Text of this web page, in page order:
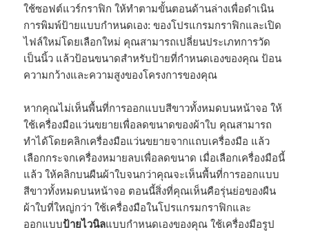
ใช้ซอฟต์แวร์กราฟิก ให้ทำตามขั้นตอนด้านล่างเพื่อดำเนิน
การพิมพ์ป้ายแบบกำหนดเอง: ของโปรแกรมกราฟิกและเปิด
ไฟล์ใหม่โดยเลือกใหม่ คุณสามารถเปลี่ยนประเภทการวัด
เป็นนิ้ว แล้วป้อนขนาดสำหรับป้ายที่กำหนดเองของคุณ ป้อน
ความกว้างและความสูงของโครงการของคุณ
หากคุณไม่เห็นพื้นที่การออกแบบสีขาวทั้งหมดบนหน้าจอ ให้
ใช้เครื่องมือแว่นขยายเพื่อลดขนาดของผ้าใบ คุณสามารถ
ทำได้โดยคลิกเครื่องมือแว่นขยายจากแถบเครื่องมือ แล้ว
เลือกกระจกเครื่องหมายลบเพื่อลดขนาด เมื่อเลือกเครื่องมือนี้
แล้ว ให้คลิกบนผืนผ้าใบจนกว่าคุณจะเห็นพื้นที่การออกแบบ
สีขาวทั้งหมดบนหน้าจอ ตอนนี้สิ่งที่คุณเห็นคือรุ่นย่อของผืน
ผ้าใบที่ใหญ่กว่า ใช้เครื่องมือในโปรแกรมกราฟิกและ
ออกแบบป้ายไวนิลแบบกำหนดเองของคุณ ใช้เครื่องมือรูป